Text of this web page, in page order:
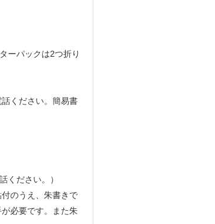
ーパックは2つ折り
ください。簡易書
ください。）
のうえ、朱書きで
必要です。また朱